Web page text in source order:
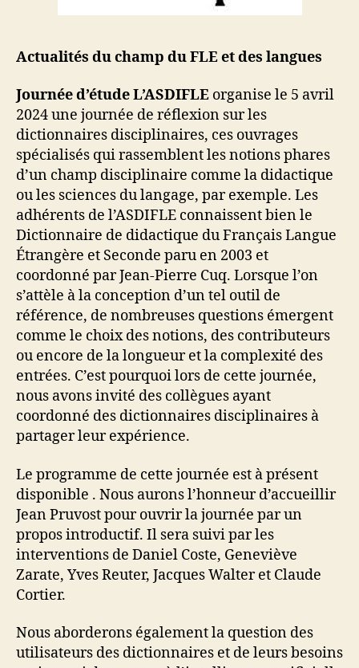
Actualités du champ du FLE et des langues
Journée d’étude L’ASDIFLE organise le 5 avril
2024 une journée de réflexion sur les
dictionnaires disciplinaires, ces ouvrages
spécialisés qui rassemblent les notions phares
d’un champ disciplinaire comme la didactique
ou les sciences du langage, par exemple. Les
adhérents de l’ASDIFLE connaissent bien le
Dictionnaire de didactique du Français Langue
Étrangère et Seconde paru en 2003 et
coordonné par Jean-Pierre Cuq. Lorsque l’on
s’attèle à la conception d’un tel outil de
référence, de nombreuses questions émergent
comme le choix des notions, des contributeurs
ou encore de la longueur et la complexité des
entrées. C’est pourquoi lors de cette journée,
nous avons invité des collègues ayant
coordonné des dictionnaires disciplinaires à
partager leur expérience.
Le programme de cette journée est à présent
disponible . Nous aurons l’honneur d’accueillir
Jean Pruvost pour ouvrir la journée par un
propos introductif. Il sera suivi par les
interventions de Daniel Coste, Geneviève
Zarate, Yves Reuter, Jacques Walter et Claude
Cortier.
Nous aborderons également la question des
utilisateurs des dictionnaires et de leurs besoins